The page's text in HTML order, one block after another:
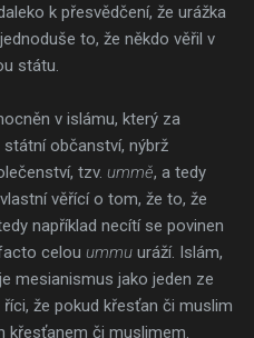
k přesvědčení, že urážka
to, že někdo věřil v
státu.
v islámu, který za
občanství, nýbrž
tzv. ummě, a tedy
věřící o tom, že to, že
například necítí se povinen
celou ummu uráží. Islám,
mesianismus jako jeden ze
že pokud křesťan či muslim
křesťanem či muslimem.